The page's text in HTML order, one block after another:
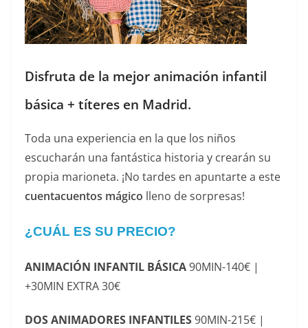
Disfruta de la mejor animación infantil
básica + títeres en Madrid.
Toda una experiencia en la que los niños
escucharán una fantástica historia y crearán su
propia marioneta. ¡No tardes en apuntarte a este
cuentacuentos mágico lleno de sorpresas!
¿CUÁL ES SU PRECIO?
ANIMACIÓN INFANTIL BÁSICA90MIN-140€ |
+30MIN EXTRA 30€
DOS ANIMADORES INFANTILES90MIN-215€ |